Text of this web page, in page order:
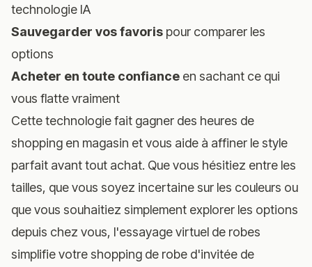
technologie IA
Sauvegarder vos favoris pour comparer les
options
Acheter en toute confiance en sachant ce qui
vous flatte vraiment
Cette technologie fait gagner des heures de
shopping en magasin et vous aide à affiner le style
parfait avant tout achat. Que vous hésitiez entre les
tailles, que vous soyez incertaine sur les couleurs ou
que vous souhaitiez simplement explorer les options
depuis chez vous, l'essayage virtuel de robes
simplifie votre shopping de robe d'invitée de